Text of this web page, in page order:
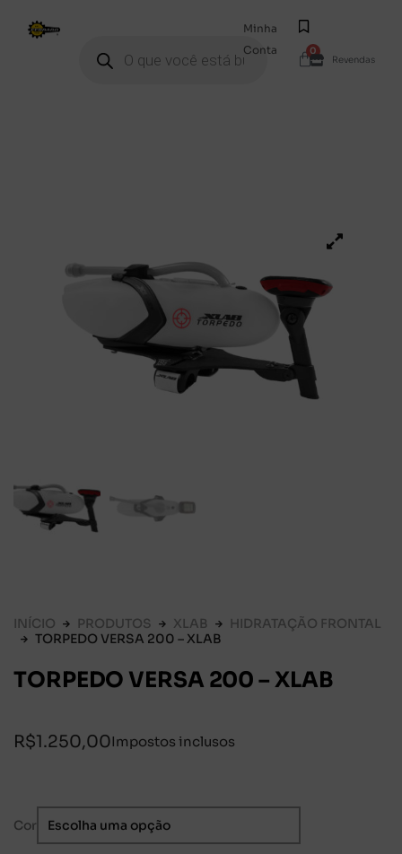
Minha
Conta
0
Revendas
INÍCIO PRODUTOS XLAB
HIDRATAÇÃO FRONTAL
TORPEDO VERSA 200 – XLAB
TORPEDO VERSA 200 – XLAB
R$1.250,00Impostos inclusos
Cor